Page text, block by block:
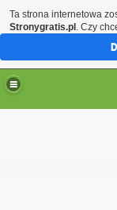
Ta strona internetowa
Stronygratis.pl . Czy